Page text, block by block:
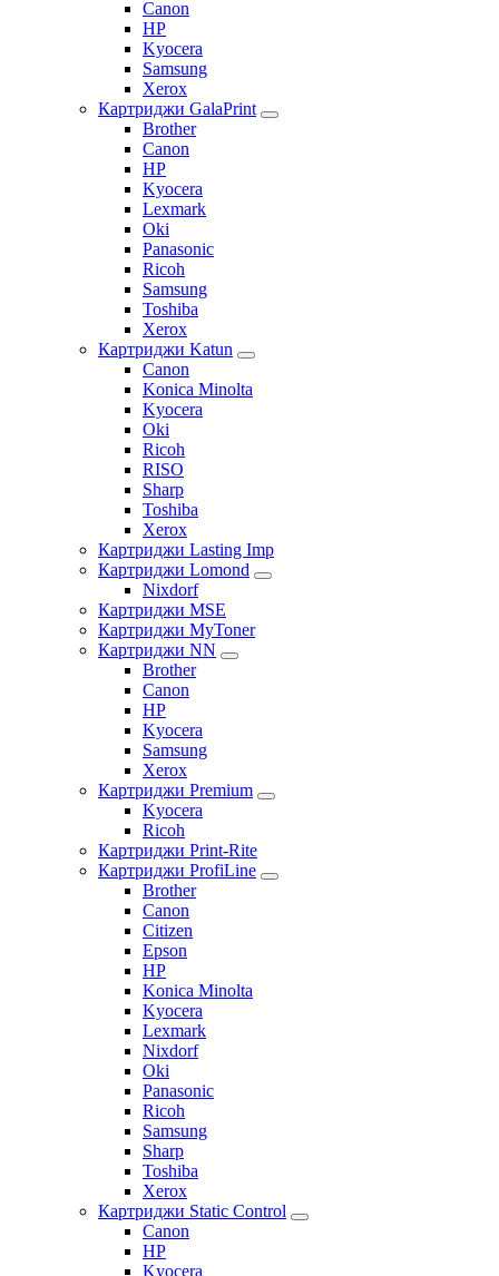
Canon
HP
Kyocera
Samsung
Xerox
Картриджи GalaPrint
Brother
Canon
HP
Kyocera
Lexmark
Oki
Panasonic
Ricoh
Samsung
Toshiba
Xerox
Картриджи Katun
Canon
Konica Minolta
Kyocera
Oki
Ricoh
RISO
Sharp
Toshiba
Xerox
Картриджи Lasting Imp
Картриджи Lomond
Nixdorf
Картриджи MSE
Картриджи MyToner
Картриджи NN
Brother
Canon
HP
Kyocera
Samsung
Xerox
Картриджи Premium
Kyocera
Ricoh
Картриджи Print-Rite
Картриджи ProfiLine
Brother
Canon
Citizen
Epson
HP
Konica Minolta
Kyocera
Lexmark
Nixdorf
Oki
Panasonic
Ricoh
Samsung
Sharp
Toshiba
Xerox
Картриджи Static Control
Canon
HP
Kyocera